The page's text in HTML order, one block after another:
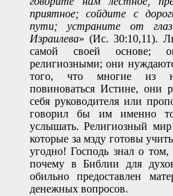
приятное; сойдите с
пути; устраните от
Израилева» (Ис. 30:10,11).
самой своей основе;
религиозными; они
того, что многие из
повиноваться Истине, они
себя руководителя или
говорил бы им именно
услышать. Религиозный
которые за мзду готовы
угодно! Господь знал о том,
почему в Библии для
обильно предоставлен
денежных вопросов.